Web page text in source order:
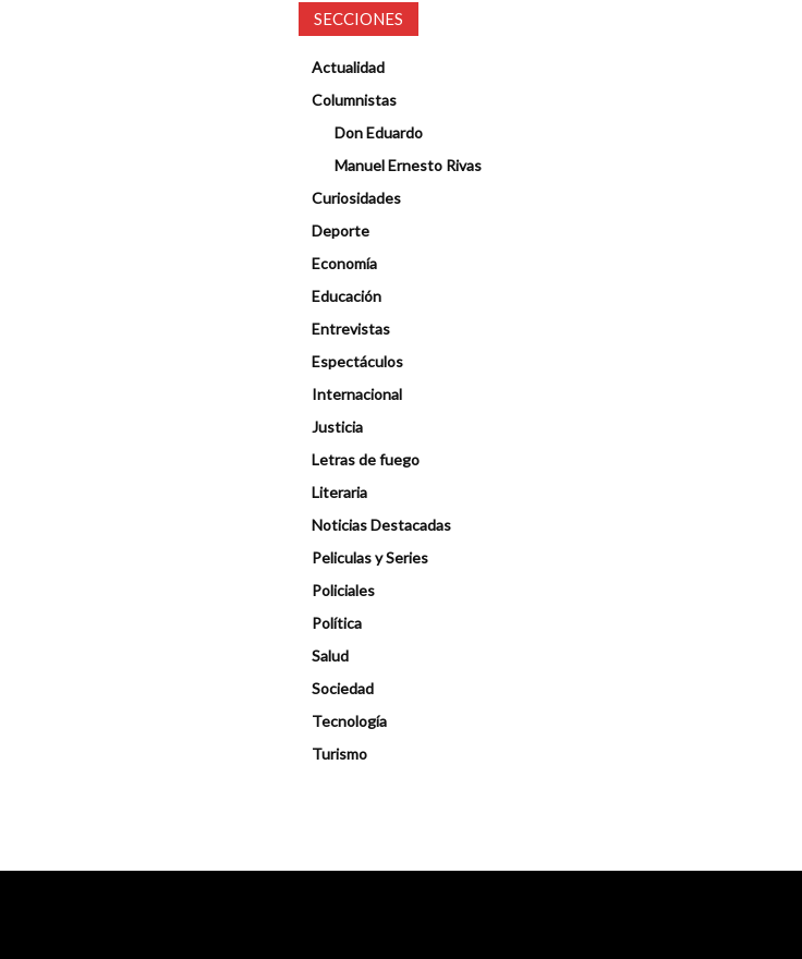
SECCIONES
Actualidad
Columnistas
Don Eduardo
Manuel Ernesto Rivas
Curiosidades
Deporte
Economía
Educación
Entrevistas
Espectáculos
Internacional
Justicia
Letras de fuego
Literaria
Noticias Destacadas
Peliculas y Series
Policiales
Política
Salud
Sociedad
Tecnología
Turismo